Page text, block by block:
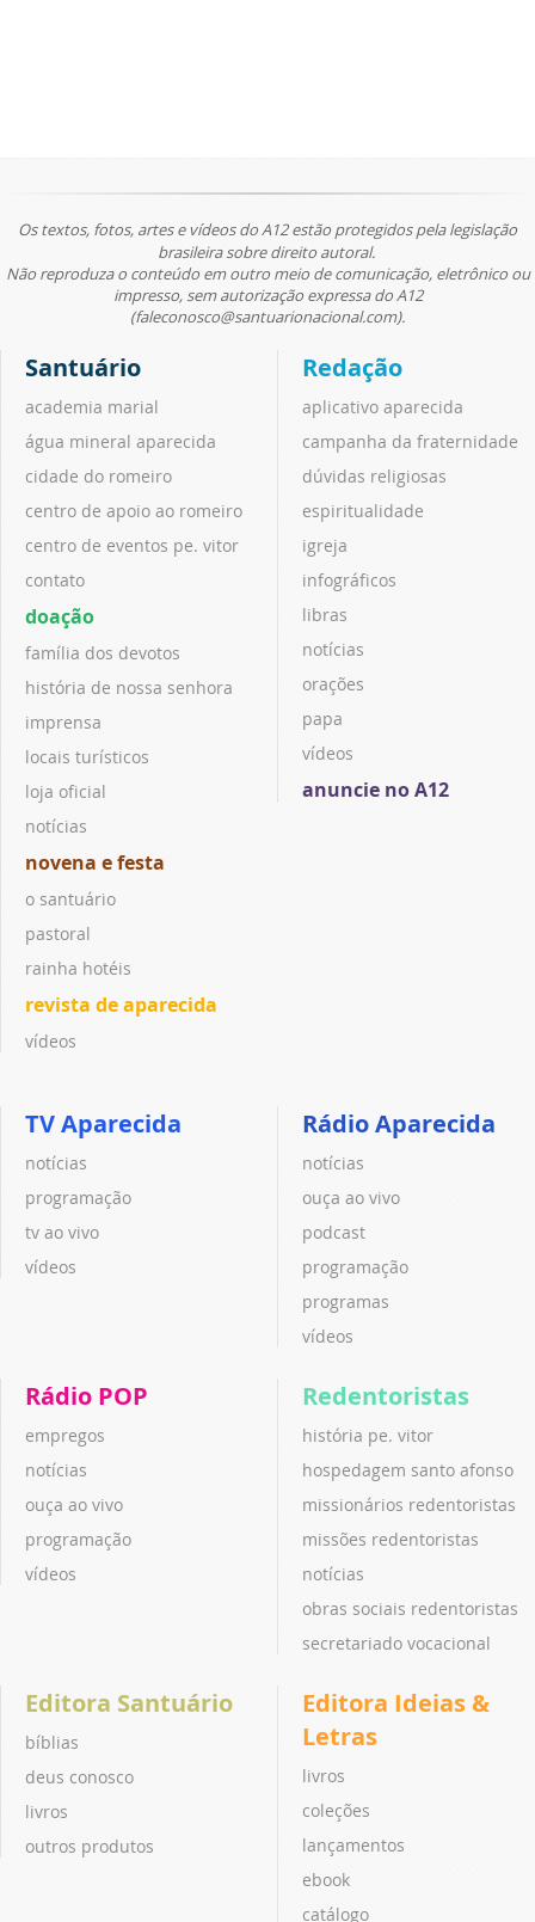
Os textos, fotos, artes e vídeos do A12 estão protegidos pela legislação
brasileira sobre direito autoral.
Não reproduza o conteúdo em outro meio de comunicação, eletrônico ou
impresso, sem autorização expressa do A12
(faleconosco@santuarionacional.com).
Santuário
academia marial
água mineral aparecida
cidade do romeiro
centro de apoio ao romeiro
centro de eventos pe. vitor
contato
doação
família dos devotos
história de nossa senhora
imprensa
locais turísticos
loja oficial
notícias
novena e festa
o santuário
pastoral
rainha hotéis
revista de aparecida
vídeos
Redação
aplicativo aparecida
campanha da fraternidade
dúvidas religiosas
espiritualidade
igreja
infográficos
libras
notícias
orações
papa
vídeos
anuncie no A12
TV Aparecida
notícias
programação
tv ao vivo
vídeos
Rádio Aparecida
notícias
ouça ao vivo
podcast
programação
programas
vídeos
Rádio POP
empregos
notícias
ouça ao vivo
programação
vídeos
Redentoristas
história pe. vitor
hospedagem santo afonso
missionários redentoristas
missões redentoristas
notícias
obras sociais redentoristas
secretariado vocacional
Editora Santuário
bíblias
deus conosco
livros
outros produtos
Editora Ideias &
Letras
livros
coleções
lançamentos
ebook
catálogo